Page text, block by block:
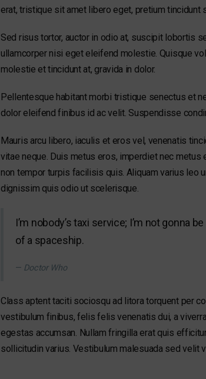
erat, tristique sit amet libero eget, pretium tincidunt
Sed risus tortor, auctor in odio at, suscipit lobortis
ullamcorper nisi eget eleifend molestie. Quisque
molestie et tincidunt at, gravida in dolor.
Pellentesque habitant morbi tristique senectus et
dolor eleifend finibus id ac velit. Suspendisse
Mauris arcu libero, iaculis et eros vel, venenatis
vitae neque. Duis metus eros, imperdiet nec
non tempor turpis facilisis quis. Aliquam varius leo
dignissim quis odio ut scelerisque.
I’m nobody’s taxi service; I’m not gonna
of a spaceship.
Doctor Who
Class aptent taciti sociosqu ad litora torquent per
vestibulum finibus, felis felis venenatis dui, a
egestas accumsan. Nullam fringilla erat quis
sollicitudin varius. Vestibulum malesuada sed velit